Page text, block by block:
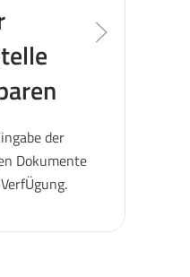
der
Dokumente